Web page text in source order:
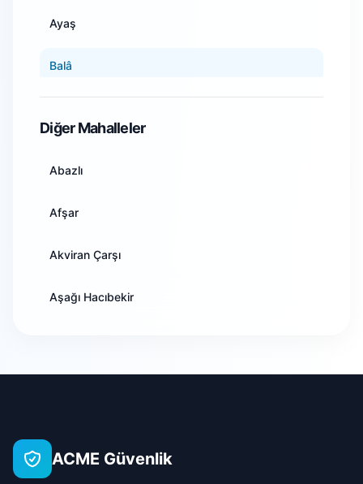
Bilecik
Bingöl
Bitlis
Bolu
Burdur
Çorum
Ayaş
Balâ
Güdül
Diğer Mahalleler
Abazlı
Afşar
Akviran Çarşı
Aşağı Hacıbekir
Büyükcamili
ACME Güvenlik